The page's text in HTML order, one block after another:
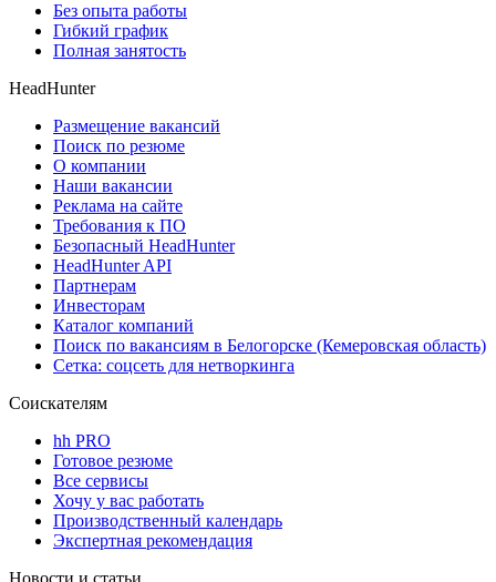
Без опыта работы
Гибкий график
Полная занятость
HeadHunter
Размещение вакансий
Поиск по резюме
О компании
Наши вакансии
Реклама на сайте
Требования к ПО
Безопасный HeadHunter
HeadHunter API
Партнерам
Инвесторам
Каталог компаний
Поиск по вакансиям в Белогорске (Кемеровская область)
Сетка: соцсеть для нетворкинга
Соискателям
hh PRO
Готовое резюме
Все сервисы
Хочу у вас работать
Производственный календарь
Экспертная рекомендация
Новости и статьи